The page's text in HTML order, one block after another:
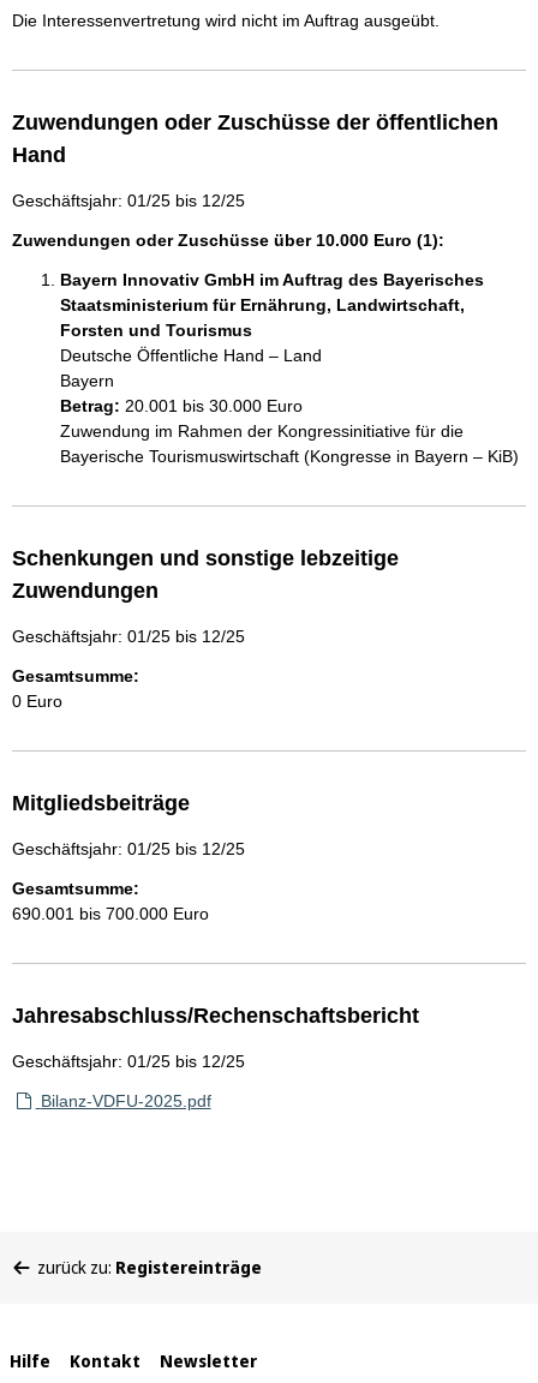
Die Interessenvertretung wird nicht im Auftrag ausgeübt.
Zuwendungen oder Zuschüsse der öffentlichen
Hand
Geschäftsjahr: 01/25 bis 12/25
Zuwendungen oder Zuschüsse über 10.000 Euro (1):
Bayern Innovativ GmbH im Auftrag des Bayerisches
Staatsministerium für Ernährung, Landwirtschaft,
Forsten und Tourismus
Deutsche Öffentliche Hand – Land
Bayern
Betrag: 20.001 bis 30.000 Euro
Zuwendung im Rahmen der Kongressinitiative für die
Bayerische Tourismuswirtschaft (Kongresse in Bayern – KiB)
Schenkungen und sonstige lebzeitige
Zuwendungen
Geschäftsjahr: 01/25 bis 12/25
Gesamtsumme:
0 Euro
Mitgliedsbeiträge
Geschäftsjahr: 01/25 bis 12/25
Gesamtsumme:
690.001 bis 700.000 Euro
Jahresabschluss/Rechenschaftsbericht
Geschäftsjahr: 01/25 bis 12/25
Bilanz-VDFU-2025.pdf
befinden
zurück zu: Registereinträge
Interne
Hilfe Kontakt Newsletter